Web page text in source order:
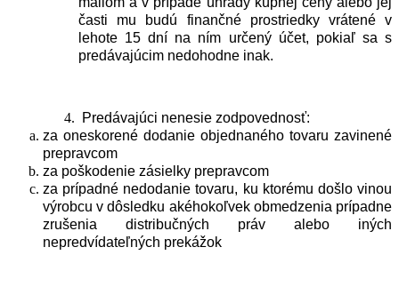
časti mu budú finančné prostriedky vrátené v
lehote 15 dní na ním určený účet, pokiaľ sa s
predávajúcim nedohodne inak.
Predávajúci nenesie zodpovednosť:
za oneskorené dodanie objednaného tovaru zavinené
prepravcom
za poškodenie zásielky prepravcom
za prípadné nedodanie tovaru, ku ktorému došlo vinou
výrobcu v dôsledku akéhokoľvek obmedzenia prípadne
zrušenia distribučných práv alebo iných
nepredvídateľných prekážok